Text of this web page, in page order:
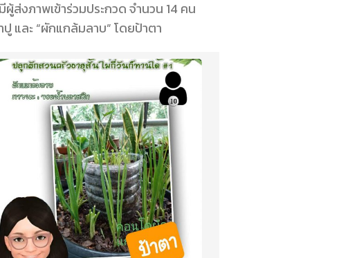
ส่งภาพเข้าร่วมประกวด จำนวน 14 คน
และ “ผักแกล้มลาบ” โดยป้าตา